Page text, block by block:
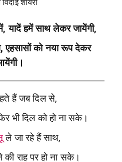
विदाई शायरी
यादें हमें साथ लेकर जायेंगी,
एहसासों को नया रूप देकर
हैं जब दिल से,
भी दिल को हो ना सके।
ले जा रहे हैं साथ,
राह पर हो ना सके।